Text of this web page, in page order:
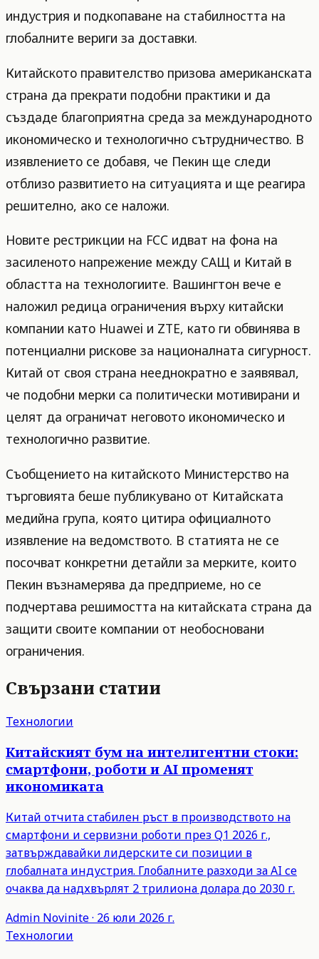
индустрия и подкопаване на стабилността на
глобалните вериги за доставки.
Китайското правителство призова американската
страна да прекрати подобни практики и да
създаде благоприятна среда за международното
икономическо и технологично сътрудничество. В
изявлението се добавя, че Пекин ще следи
отблизо развитието на ситуацията и ще реагира
решително, ако се наложи.
Новите рестрикции на FCC идват на фона на
засиленото напрежение между САЩ и Китай в
областта на технологиите. Вашингтон вече е
наложил редица ограничения върху китайски
компании като Huawei и ZTE, като ги обвинява в
потенциални рискове за националната сигурност.
Китай от своя страна нееднократно е заявявал,
че подобни мерки са политически мотивирани и
целят да ограничат неговото икономическо и
технологично развитие.
Съобщението на китайското Министерство на
търговията беше публикувано от Китайската
медийна група, която цитира официалното
изявление на ведомството. В статията не се
посочват конкретни детайли за мерките, които
Пекин възнамерява да предприеме, но се
подчертава решимостта на китайската страна да
защити своите компании от необосновани
ограничения.
Свързани статии
Технологии
Китайският бум на интелигентни стоки:
смартфони, роботи и AI променят
икономиката
Китай отчита стабилен ръст в производството на
смартфони и сервизни роботи през Q1 2026 г.,
затвърждавайки лидерските си позиции в
глобалната индустрия. Глобалните разходи за AI се
очаква да надхвърлят 2 трилиона долара до 2030 г.
Admin Novinite· 26 юли 2026 г.
Технологии